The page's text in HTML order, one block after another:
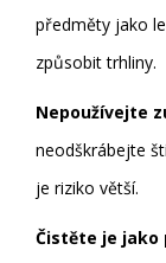
předměty jako
způsobit trhliny.
Nepoužívejte
neodškrábejte
je riziko větší.
Čistěte je jako